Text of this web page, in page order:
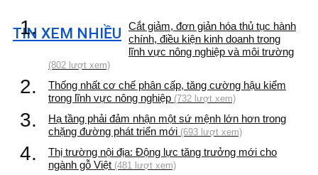
TIN XEM NHIỀU
1.
Cắt giảm, đơn giản hóa thủ tục hành
chính, điều kiện kinh doanh trong
lĩnh vực nông nghiệp và môi trường
(802 lượt xem)
2.
Thống nhất cơ chế phân cấp, tăng cường hậu kiểm
trong lĩnh vực nông nghiệp (732 lượt xem)
3.
Hạ tầng phải đảm nhận một sứ mệnh lớn hơn trong
chặng đường phát triển mới (693 lượt xem)
4.
Thị trường nội địa: Động lực tăng trưởng mới cho
ngành gỗ Việt (481 lượt xem)